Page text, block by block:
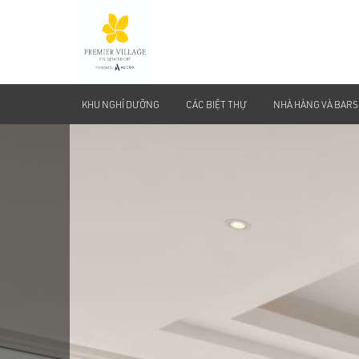
KHU NGHỈ DƯỠNG CÁC BIỆT THỰ NHÀ HÀNG VÀ BARS